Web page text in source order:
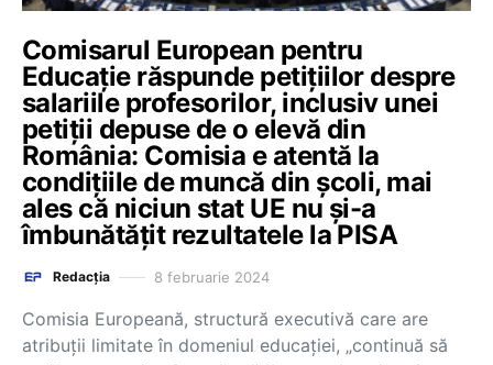
Comisarul European pentru
Educație răspunde petițiilor despre
salariile profesorilor, inclusiv unei
petiții depuse de o elevă din
România: Comisia e atentă la
condițiile de muncă din școli, mai
ales că niciun stat UE nu și-a
îmbunătățit rezultatele la PISA
Redacția 8 februarie 2024
Comisia Europeană, structură executivă care are
atribuții limitate în domeniul educației, „continuă să